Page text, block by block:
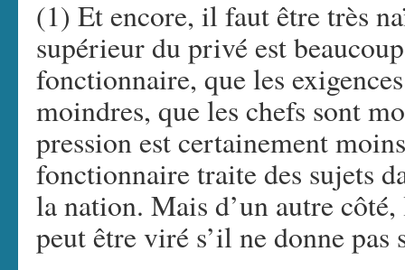
(1) Et encore, il faut être très
supérieur du privé est
fonctionnaire, que les
moindres, que les chefs sont
pression est certainement
fonctionnaire traite des sujets
la nation. Mais d’un autre
peut être viré s’il ne donne pas